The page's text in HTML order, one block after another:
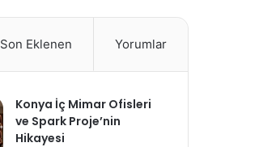
Son Eklenen Yorumlar
Konya İç Mimar Ofisleri
ve Spark Proje’nin
Hikayesi